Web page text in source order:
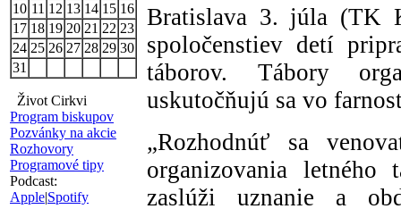
10 11 12 13 14 15 16
17 18 19 20 21 22 23
24 25 26 27 28 29 30
31
Život Cirkvi
Program biskupov
Pozvánky na akcie
Rozhovory
Programové tipy
Podcast:
Apple|Spotify
Bratislava 3. júla (TK
spoločenstiev detí
táborov. Tábory
uskutočňujú sa vo
„Rozhodnúť sa
organizovania letného
zaslúži uznanie a